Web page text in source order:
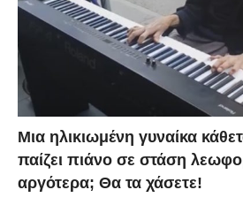
Μια ηλικιωμένη γυναίκα
παίζει πιάνο σε στάση
αργότερα; Θα τα χάσετε!